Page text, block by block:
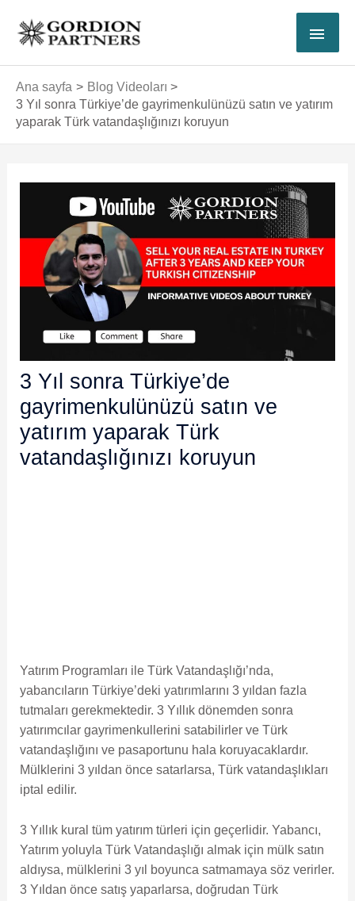
atla
ANA
Ana sayfa
Blog Videoları
3 Yıl sonra Türkiye’de gayrimenkulünüzü satın ve yatırım
yaparak Türk vatandaşlığınızı koruyun
3 Yıl sonra Türkiye’de
gayrimenkulünüzü satın ve
yatırım yaparak Türk
vatandaşlığınızı koruyun
Yatırım Programları ile Türk Vatandaşlığı’nda,
yabancıların Türkiye’deki yatırımlarını 3 yıldan fazla
tutmaları gerekmektedir. 3 Yıllık dönemden sonra
yatırımcılar gayrimenkullerini satabilirler ve Türk
vatandaşlığını ve pasaportunu hala koruyacaklardır.
Mülklerini 3 yıldan önce satarlarsa, Türk vatandaşlıkları
iptal edilir.
3 Yıllık kural tüm yatırım türleri için geçerlidir. Yabancı,
Yatırım yoluyla Türk Vatandaşlığı almak için mülk satın
aldıysa, mülklerini 3 yıl boyunca satmamaya söz verirler.
3 Yıldan önce satış yaparlarsa, doğrudan Türk